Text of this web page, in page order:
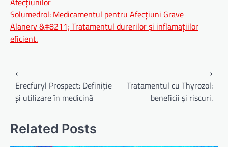
Solumedrol: Medicamentul pentru Afecțiuni Grave
Alanerv &#8211; Tratamentul durerilor și inflamațiilor
eficient.
Navigare
în
articole
⟵
Erecfuryl Prospect: Definiție
și utilizare în medicină
Tratamentul cu Thyrozol:
beneficii și riscuri.
⟶
Related Posts